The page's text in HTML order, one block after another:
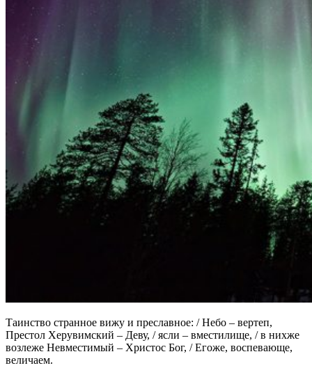
Таинство странное вижу и преславное: / Небо – вертеп,
Престол Херувимский – Деву, / ясли – вместилище, / в нихже
возлеже Невместимый – Христос Бог, / Егоже, воспевающе,
величаем.